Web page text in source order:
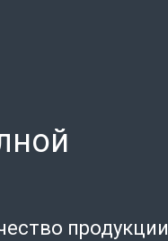
продукции